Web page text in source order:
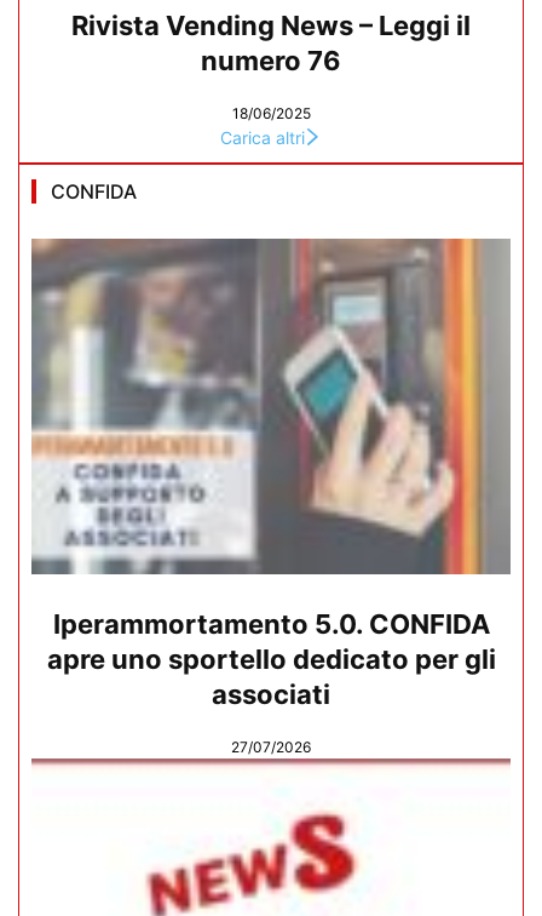
Rivista Vending News – Leggi il
numero 76
18/06/2025
Carica altri
CONFIDA
Iperammortamento 5.0. CONFIDA
apre uno sportello dedicato per gli
associati
27/07/2026